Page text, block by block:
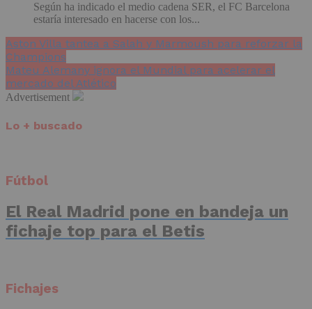
Según ha indicado el medio cadena SER, el FC Barcelona
estaría interesado en hacerse con los...
Aston Villa tantea a Salah y Marmoush para reforzar la
Champions
Mateu Alemany ignora el Mundial para acelerar el
mercado del Atlético
Advertisement
Lo + buscado
Fútbol
El Real Madrid pone en bandeja un
fichaje top para el Betis
Fichajes